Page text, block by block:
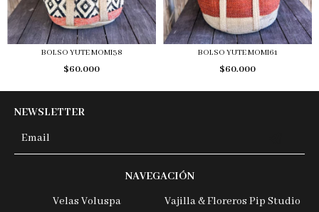
BOLSO YUTE MOMI38
$60.000
BOLSO YUTE MOMI61
$60.000
NEWSLETTER
NAVEGACIÓN
Velas Voluspa
Vajilla & Floreros Pip Studio